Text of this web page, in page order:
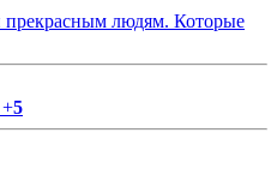
прекрасным людям. Которые
+5